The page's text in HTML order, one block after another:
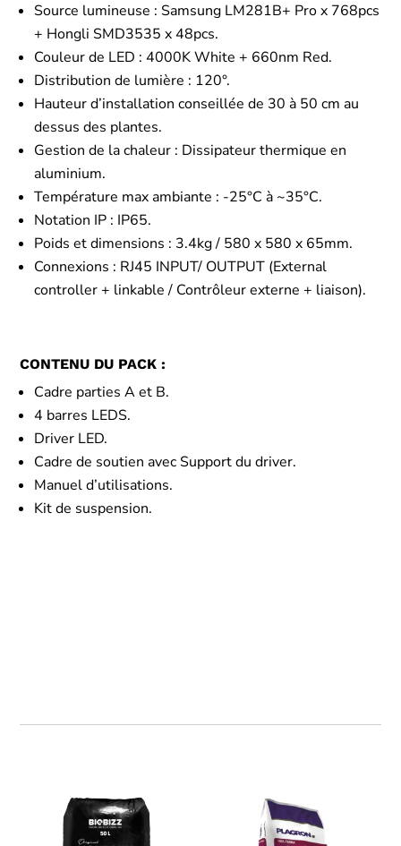
Source lumineuse : Samsung LM281B+ Pro x 768pcs
+ Hongli SMD3535 x 48pcs.
Couleur de LED : 4000K White + 660nm Red.
Distribution de lumière : 120°.
Hauteur d’installation conseillée de 30 à 50 cm au
dessus des plantes.
Gestion de la chaleur : Dissipateur thermique en
aluminium.
Température max ambiante : -25°C à ~35°C.
Notation IP : IP65.
Poids et dimensions : 3.4kg / 580 x 580 x 65mm.
Connexions : RJ45 INPUT/ OUTPUT (External
controller + linkable / Contrôleur externe + liaison).
CONTENU DU PACK :
Cadre parties A et B.
4 barres LEDS.
Driver LED.
Cadre de soutien avec Support du driver.
Manuel d’utilisations.
Kit de suspension.